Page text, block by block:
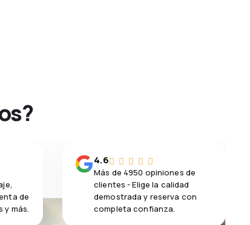
de
más.
4.6
Más de 4950 opiniones de
clientes - Elige la calidad
demostrada y reserva con
completa confianza.